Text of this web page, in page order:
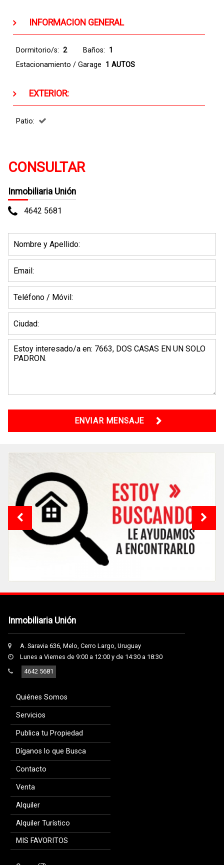
INFORMACION GENERAL
Dormitorio/s: 2 Baños: 1
Estacionamiento / Garage 1 AUTOS
EXTERIOR:
Patio:
CONSULTAR
Inmobiliaria Unión
4642 5681
ENVIAR MENSAJE
Inmobiliaria Unión
A. Saravia 636, Melo, Cerro Largo, Uruguay
Lunes a Viernes de 9:00 a 12:00 y de 14:30 a 18:30
4642 5681
Quiénes Somos
Servicios
Publica tu Propiedad
Díganos lo que Busca
Contacto
Venta
Alquiler
Alquiler Turístico
MIS FAVORITOS